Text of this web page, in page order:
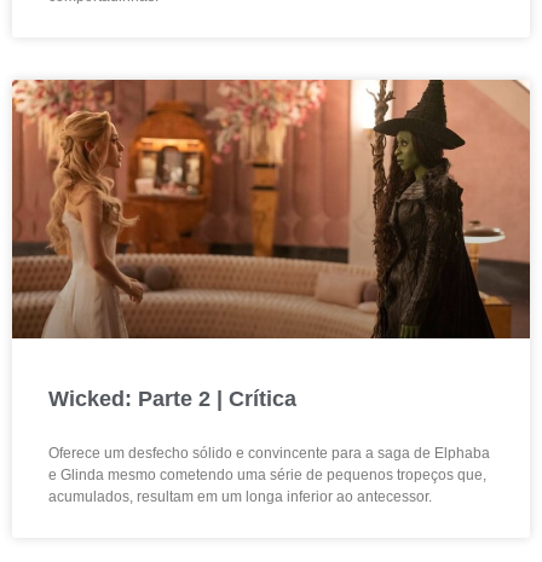
Wicked: Parte 2 | Crítica
Oferece um desfecho sólido e convincente para a saga de Elphaba
e Glinda mesmo cometendo uma série de pequenos tropeços que,
acumulados, resultam em um longa inferior ao antecessor.